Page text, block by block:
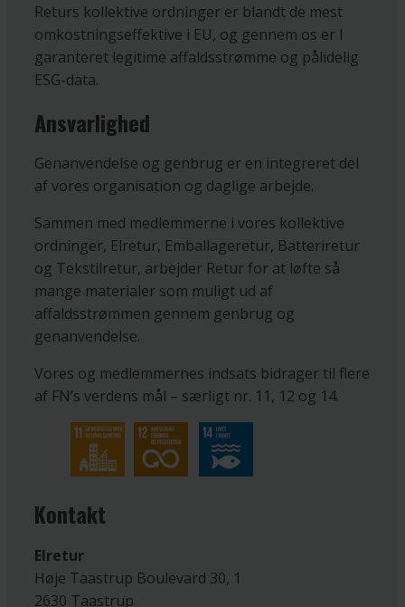
Returs kollektive ordninger er blandt de mest
omkostningseffektive i EU, og gennem os er I
garanteret legitime affaldsstrømme og pålidelig
ESG-data.
Ansvarlighed
Genanvendelse og genbrug er en integreret del
af vores organisation og daglige arbejde.
Sammen med medlemmerne i vores kollektive
ordninger, Elretur, Emballageretur, Batteriretur
og Tekstilretur, arbejder Retur for at løfte så
mange materialer som muligt ud af
affaldsstrømmen gennem genbrug og
genanvendelse.
Vores og medlemmernes indsats bidrager til flere
af FN’s verdens mål – særligt nr. 11, 12 og 14.
Kontakt
Elretur
Høje Taastrup Boulevard 30, 1
2630 Taastrup